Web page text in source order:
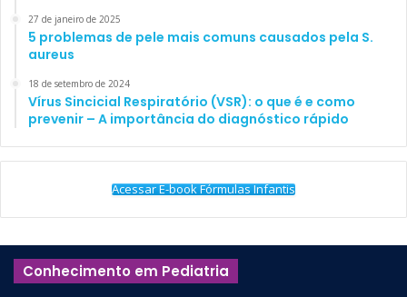
27 de janeiro de 2025
5 problemas de pele mais comuns causados pela S.
aureus
18 de setembro de 2024
Vírus Sincicial Respiratório (VSR): o que é e como
prevenir – A importância do diagnóstico rápido
Acessar E-book Fórmulas Infantis
Conhecimento em Pediatria